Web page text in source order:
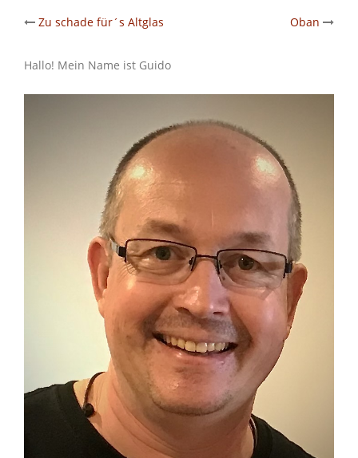
Post
navigation
Zu schade für´s Altglas Oban
Hallo! Mein Name ist Guido